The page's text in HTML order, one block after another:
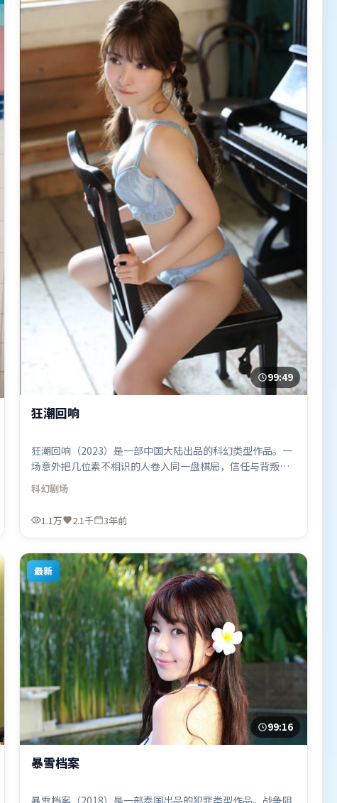
99:49
狂潮回响
狂潮回响（2023）是一部中国大陆出品的科幻类型作品。一
场意外把几位素不相识的人卷入同一盘棋局，信任与背叛交
替上演。摄影与美术共同营造出强烈地域气质，增强沉浸
感。由陈凯歌执导，周迅、迪皮卡·帕度柯妮、刘德华，易
烊千玺等联袂出演。影片于2023年2月16日（中国大陆）在
部分地区首映上线，适合喜欢科幻题材的观众观看。
科幻剧场
1.1万 2.1千 3年前
最新
99:16
暴雪档案